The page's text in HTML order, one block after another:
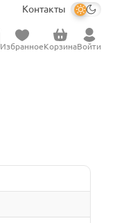
Контакты
ИзбранноеКорзинаВойти